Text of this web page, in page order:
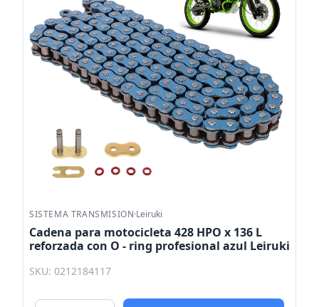
SISTEMA TRANSMISION·Leiruki
Cadena para motocicleta 428 HPO x 136 L
reforzada con O - ring profesional azul Leiruki
SKU: 0212184117